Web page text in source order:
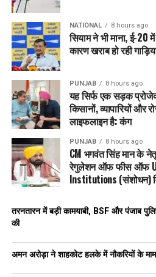
NATIONAL 8 hours ago
सियाम ने भी माना, ई-20
कारण खराब हो रही
PUNJAB 8 hours ago
यह सिर्फ एक सड़क
किसानों, व्यापारियों और
लाइफलाइन है: कंग
PUNJAB 8 hours ago
CM भगवंत सिंह मान के
रेगुलेशन ऑफ फीस ऑफ
Institutions (संशोधन)
तरनतारन में बड़ी कामयाबी, BSF और पंजाब
की
अमन अरोड़ा ने शाहकोट हलके में नौकरियों के